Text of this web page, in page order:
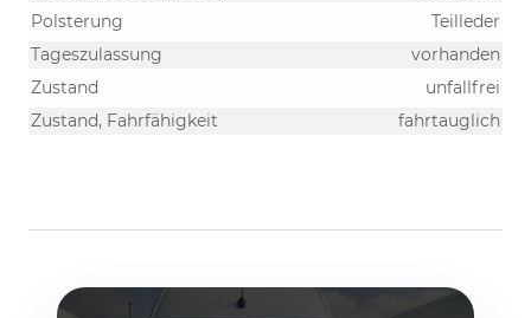
Polsterung
Teilleder
Tageszulassung
vorhanden
Zustand
unfallfrei
Zustand, Fahrfähigkeit
fahrtauglich